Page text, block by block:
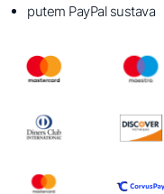
putem PayPal sustava